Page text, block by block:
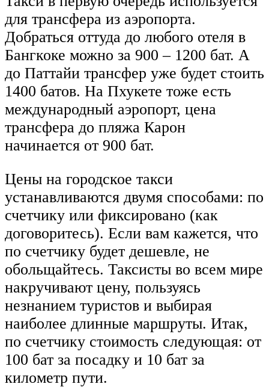
для трансфера из аэропорта.
Добраться оттуда до любого отеля в
Бангкоке можно за 900 – 1200 бат. А
до Паттайи трансфер уже будет стоить
1400 батов. На Пхукете тоже есть
международный аэропорт, цена
трансфера до пляжа Карон
начинается от 900 бат.
Цены на городское такси
устанавливаются двумя способами: по
счетчику или фиксировано (как
договоритесь). Если вам кажется, что
по счетчику будет дешевле, не
обольщайтесь. Таксисты во всем мире
накручивают цену, пользуясь
незнанием туристов и выбирая
наиболее длинные маршруты. Итак,
по счетчику стоимость следующая: от
100 бат за посадку и 10 бат за
километр пути.